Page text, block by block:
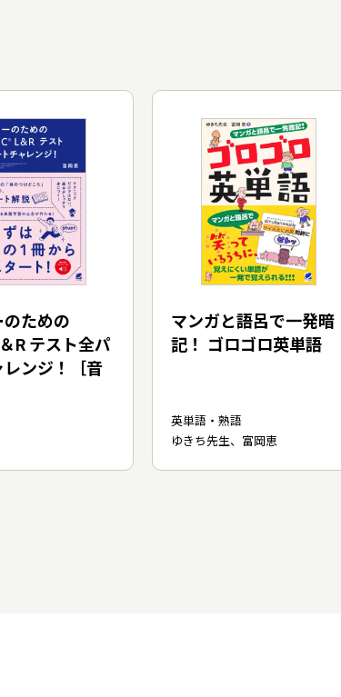
のための
R テスト全パ
レンジ！［音
マンガと語呂で一発暗
記！ ゴロゴロ英単語
英単語・熟語
ゆきち先生、富岡恵